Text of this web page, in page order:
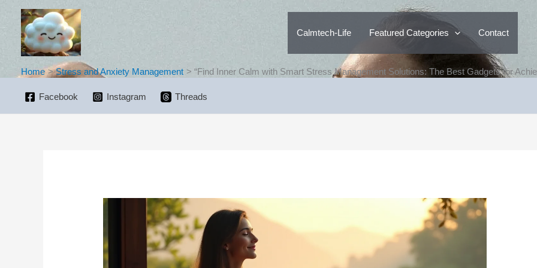
content
Calmtech-Life Featured Categories Contact
Home Stress and Anxiety Management “Find Inner Calm with Smart Stress Management Solutions: The Best Gadgets for
Facebook Instagram Threads